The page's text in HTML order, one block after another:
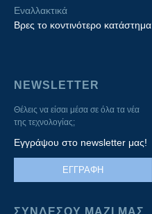
Εναλλακτικά
Βρες το κοντινότερο κατάστημα
NEWSLETTER
Θέλεις να είσαι μέσα σε όλα τα νέα
της τεχνολογίας;
Εγγράψου στο newsletter μας!
ΕΓΓΡΑΦΗ
ΣΥΝΔΕΣΟΥ ΜΑΖΙ ΜΑΣ